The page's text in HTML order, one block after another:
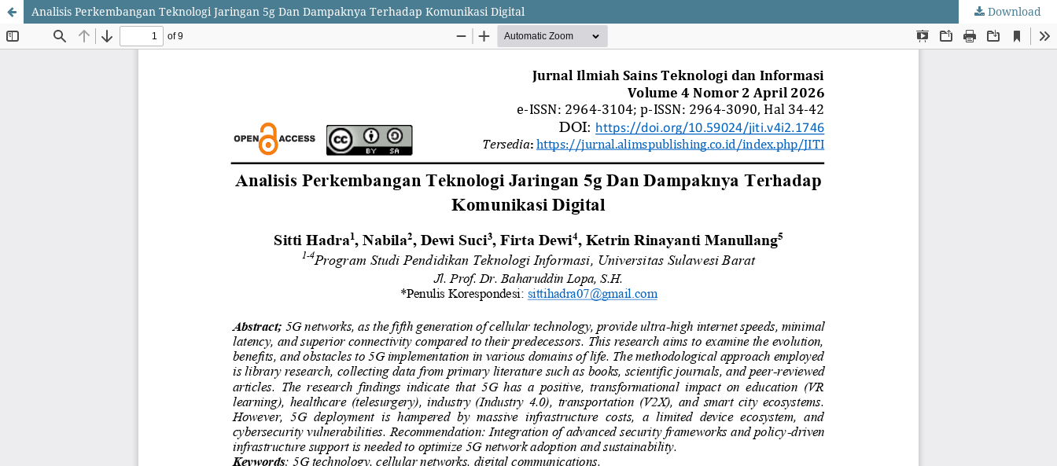
Analisis Perkembangan Teknologi Jaringan 5g Dan Dampaknya Terhadap Komunikasi Digital Download